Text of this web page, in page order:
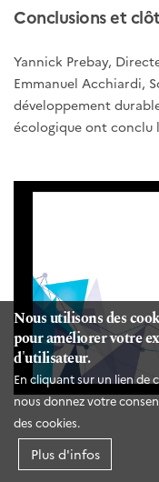
Nous utilisons des
pour améliorer votre
d'utilisateur.
En cliquant sur un lien de
nous donnez votre
des cookies.
Plus d'infos
Conclusions et
Yannick Prebay,
Emmanuel Acchiardi,
développement
écologique ont conclu